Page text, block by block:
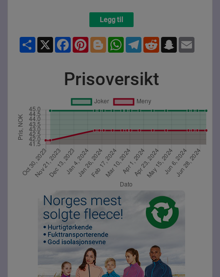
Legg til
Share X FacebookPinterestBloggerWhatsAppTelegramReddit Snapchat
Prisoversikt